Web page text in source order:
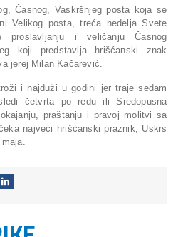
Časnog, Vaskršnjeg posta koja se
Velikog posta, treća nedelja Svete
proslavljanju i veličanju Časnog
koji predstavlja hrišćanski znak
jerej Milan Kačarević.
i najduži u godini jer traje sedam
četvrta po redu ili Sredopusna
praštanju i pravoj molitvi sa
najveći hrišćanski praznik, Uskrs